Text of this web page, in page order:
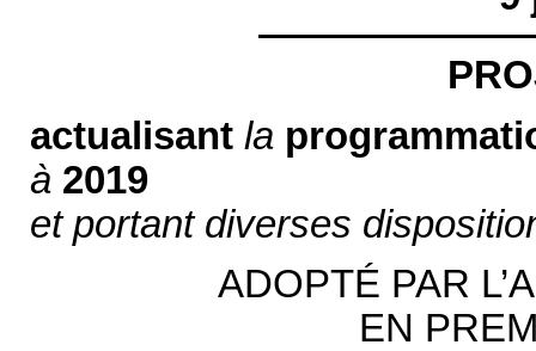
actualisantla
à 2019
et portant diverses
ADOPTÉ PAR
EN